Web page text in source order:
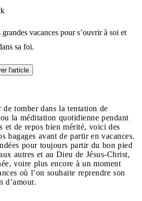
vacances pour s’ouvrir à soi et
sa foi.
l'article
de tomber dans la tentation de
la méditation quotidienne pendant
et de repos bien mérité, voici des
bagages avant de partir en vacances.
pour toujours partir du bon pied
autres et au Dieu de Jésus-Christ,
voire plus encore à un moment
où l’on souhaite reprendre son
d’amour.